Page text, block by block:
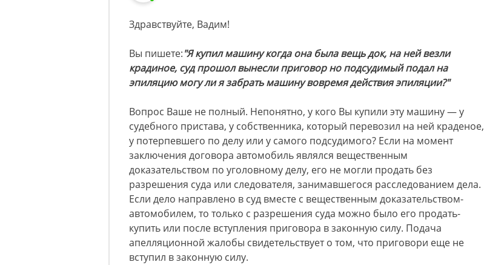
Здравствуйте, Вадим!
Вы пишете:"Я купил машину когда она была вещь док, на ней везли
крадиное, суд прошол вынесли приговор но подсудимый подал на
эпиляцию могу ли я забрать машину вовремя действия эпиляции?"
Вопрос Ваше не полный. Непонятно, у кого Вы купили эту машину — у
судебного пристава, у собственника, который перевозил на ней краденое,
у потерпевшего по делу или у самого подсудимого? Если на момент
заключения договора автомобиль являлся вещественным
доказательством по уголовному делу, его не могли продать без
разрешения суда или следователя, занимавшегося расследованием дела.
Если дело направлено в суд вместе с вещественным доказательством-
автомобилем, то только с разрешения суда можно было его продать-
купить или после вступления приговора в законную силу. Подача
апелляционной жалобы свидетельствует о том, что приговори еще не
вступил в законную силу.